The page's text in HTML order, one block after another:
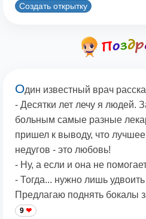
Создать открытку
Один известный врач
- Десятки лет лечу я людей.
больным самые разные
пришел к выводу, что
недугов - это любовь!
- Ну, а если и она не
- Тогда... нужно лишь удвоить
Предлагаю поднять бокалы
9